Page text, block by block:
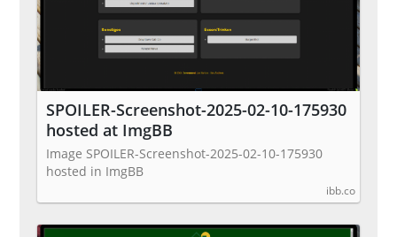
SPOILER-Screenshot-2025-02-10-175930
hosted at ImgBB
Image SPOILER-Screenshot-2025-02-10-175930
hosted in ImgBB
ibb.co